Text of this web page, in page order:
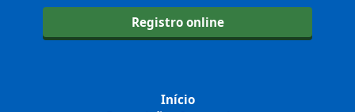
Registro online
Início